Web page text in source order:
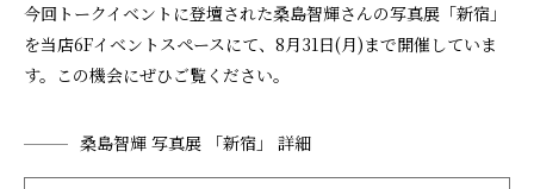
今回トークイベントに登壇された桑島智輝さんの写真展「新宿」
を当店6Fイベントスペースにて、8月31日(月)まで開催していま
す。この機会にぜひご覧ください。
桑島智輝 写真展 「新宿」 詳細